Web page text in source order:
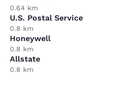
0.64 km
U.S. Postal Service
0.8 km
Honeywell
0.8 km
Allstate
0.8 km